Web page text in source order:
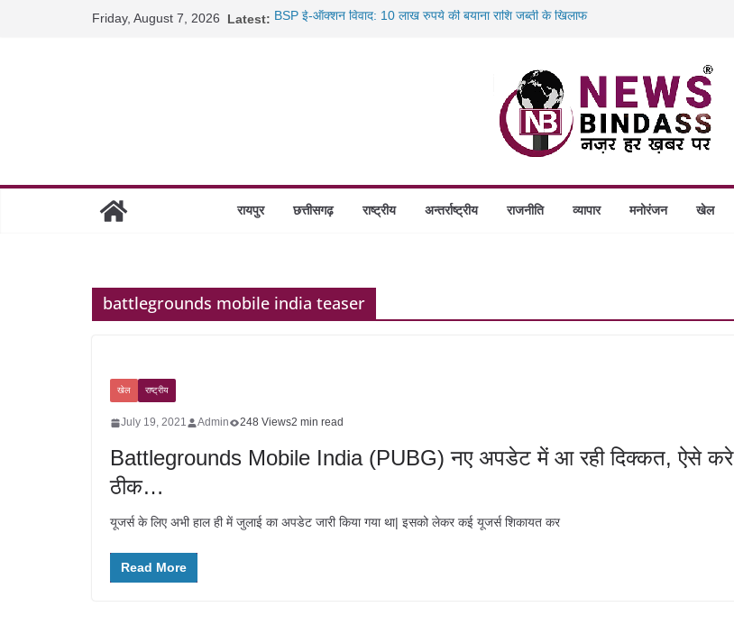
Friday, August 7, 2026 Latest: BSP ई-ऑक्शन विवाद: 10 लाख रुपये की बयाना राशि जब्ती के खिलाफ
छत्तीसगढ़ में 1460 गोधाम होंगे स्थापित, हर विकासखंड के 10 उत्कृष्ट गोठानों
साइबर ठगी पर दुर्ग पुलिस का बड़ा एक्शन: 13 म्यूल बैंक खाताधारक गिरफ्तार
रायपुर छत्तीसगढ़ राष्ट्रीय अन्तर्राष्ट्रीय राजनीति व्यापार मनोरंजन खेल
battlegrounds mobile india teaser
खेल राष्ट्रीय
July 19, 2021 Admin 248 Views2 min read
Battlegrounds Mobile India (PUBG) नए अपडेट में आ रही दिक्कत, ऐसे करे
ठीक…
यूजर्स के लिए अभी हाल ही में जुलाई का अपडेट जारी किया गया था| इसको लेकर कई यूजर्स शिकायत कर
Read More